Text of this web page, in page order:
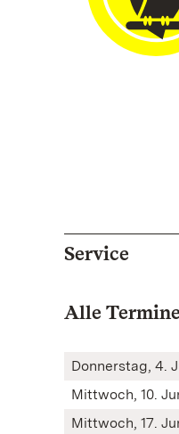
Service
Alle
Donnerstag, 4.
Mittwoch, 10.
Mittwoch, 17.